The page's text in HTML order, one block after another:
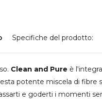
Specifiche del prodotto:
Clean and Pure è
potente miscela di fibre
e goderti i momenti